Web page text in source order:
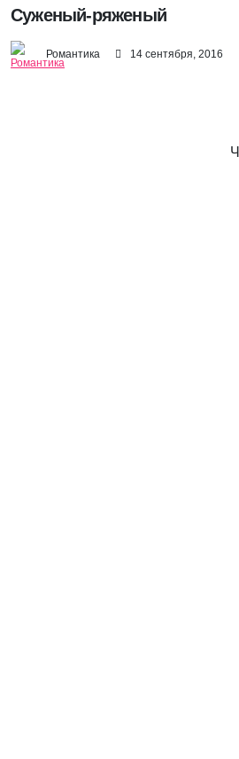
Суженый-ряженый
Романтика 14 сентября, 2016